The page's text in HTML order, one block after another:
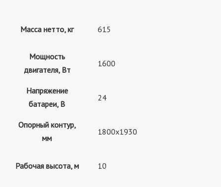
Масса нетто, кг 615
Мощность
двигателя, Вт
1600
Напряжение
батареи, B
24
Опорный контур,
мм
1800х1930
Рабочая высота, м 10